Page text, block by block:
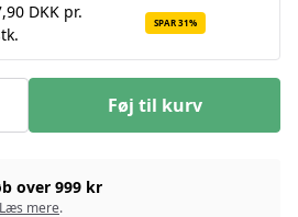
DKK pr.
SPAR 31%
Føj til kurv
over 999 kr
Læs mere.